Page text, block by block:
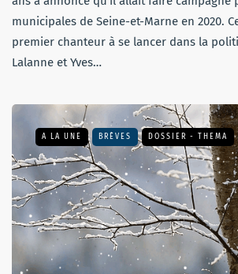
municipales de Seine-et-Marne en 2020.
premier chanteur à se lancer dans la
Lalanne et Yves…
A LA UNE BRÈVES DOSSIER - THEMA